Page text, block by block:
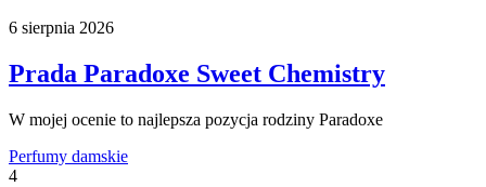
6 sierpnia 2026
Prada Paradoxe Sweet Chemistry
W mojej ocenie to najlepsza pozycja rodziny Paradoxe
Perfumy damskie
4